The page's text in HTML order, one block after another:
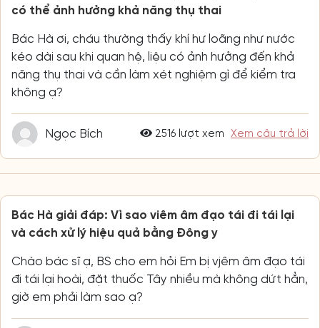
có thể ảnh hưởng khả năng thụ thai
Bác Hà ơi, cháu thường thấy khí hư loãng như nước
kéo dài sau khi quan hệ, liệu có ảnh hưởng đến khả
năng thụ thai và cần làm xét nghiệm gì để kiểm tra
không ạ?
Ngọc Bích 2516 lượt xem Xem câu trả lời
Bác Hà giải đáp: Vì sao viêm âm đạo tái đi tái lại
và cách xử lý hiệu quả bằng Đông y
Chào bác sĩ ạ, BS cho em hỏi Em bị vjêm âm đạo tái
đi tái lại hoài, đặt thuốc Tây nhiều mà không dứt hẳn,
giờ em phải làm sao ạ?